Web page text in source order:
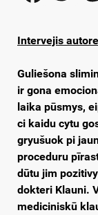
Intervejis
Guliešona
ir gona
laika pūsmys,
ci kaidu cytu
gryušuok pi
proceduru
dūtu jim
dokteri Klauni.
mediciniskū